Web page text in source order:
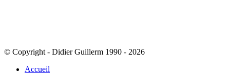
© Copyright - Didier Guillerm 1990 - 2026
Accueil